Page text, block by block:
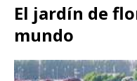
El jardín de
mundo